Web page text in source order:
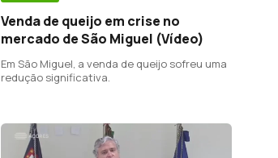
Venda de queijo em crise no
mercado de São Miguel (Vídeo)
Em São Miguel, a venda de queijo sofreu uma
redução significativa.